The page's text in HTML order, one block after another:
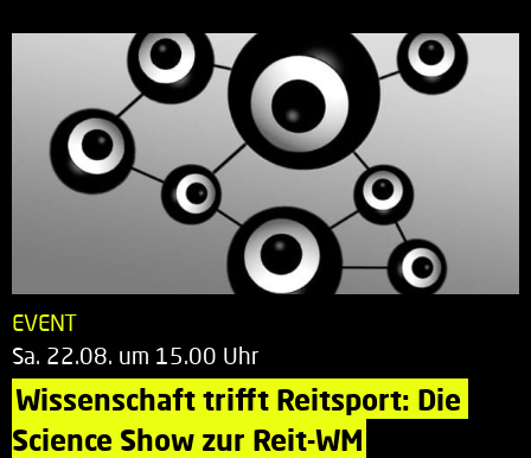
EVENT
Sa. 22.08. um 15.00 Uhr
Wissenschaft trifft Reitsport: Die
Science Show zur Reit-WM